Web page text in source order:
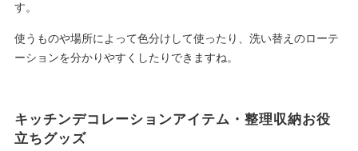
す。
使うものや場所によって色分けして使ったり、洗い替えのローテ
ーションを分かりやすくしたりできますね。
キッチンデコレーションアイテム・整理収納お役
立ちグッズ